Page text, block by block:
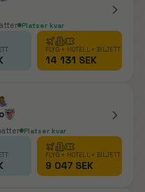
Platser kvar
FLYG + HOTELL + BILJETT
14 131 SEK
Platser kvar
FLYG + HOTELL + BILJETT
9 047 SEK